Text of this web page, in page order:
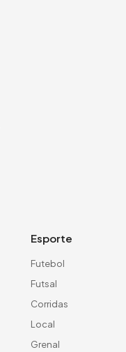
Esporte
Futebol
Futsal
Corridas
Local
Grenal